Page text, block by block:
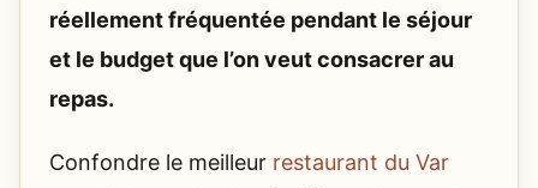
réellement fréquentée pendant le séjour
et le budget que l’on veut consacrer au
repas.
Confondre le meilleur restaurant du Var